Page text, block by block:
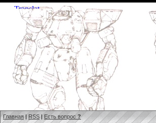
Главная | RSS | Есть вопрос ?